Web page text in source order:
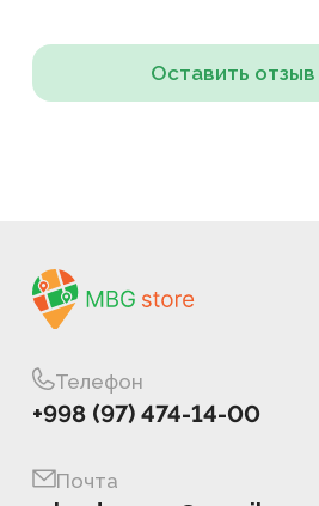
Оставить отзыв
Телефон
+998 (97) 474-14-00
Почта